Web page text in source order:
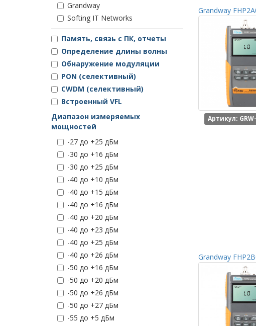
Grandway
Softing IT Networks
Память, связь с ПК, отчеты
Определение длины волны
Обнаружение модуляции
PON (селективный)
CWDM (селективный)
Встроенный VFL
Диапазон измеряемых
мощностей
-27 до +25 дБм
-30 до +16 дБм
-30 до +25 дБм
-40 до +10 дБм
-40 до +15 дБм
-40 до +16 дБм
-40 до +20 дБм
-40 до +23 дБм
-40 до +25 дБм
-40 до +26 дБм
-50 до +16 дБм
-50 до +20 дБм
-50 до +26 дБм
-50 до +27 дБм
-55 до +5 дБм
Grandway
Артикул:
Grandway